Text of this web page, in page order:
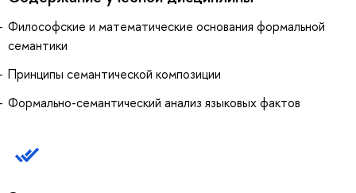
Философские и математические основания формальной
семантики
Принципы семантической композиции
Формально-семантический анализ языковых фактов